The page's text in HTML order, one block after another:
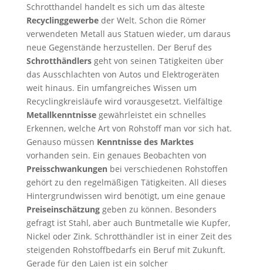
Schrotthandel handelt es sich um das älteste
Recyclinggewerbeder Welt. Schon die Römer
verwendeten Metall aus Statuen wieder, um daraus
neue Gegenstände herzustellen. Der Beruf des
Schrotthändlersgeht von seinen Tätigkeiten über
das Ausschlachten von Autos und Elektrogeräten
weit hinaus. Ein umfangreiches Wissen um
Recyclingkreisläufe wird vorausgesetzt. Vielfältige
Metallkenntnissegewährleistet ein schnelles
Erkennen, welche Art von Rohstoff man vor sich hat.
Genauso müssen Kenntnisse des Marktes
vorhanden sein. Ein genaues Beobachten von
Preisschwankungenbei verschiedenen Rohstoffen
gehört zu den regelmäßigen Tätigkeiten. All dieses
Hintergrundwissen wird benötigt, um eine genaue
Preiseinschätzunggeben zu können. Besonders
gefragt ist Stahl, aber auch Buntmetalle wie Kupfer,
Nickel oder Zink. Schrotthändler ist in einer Zeit des
steigenden Rohstoffbedarfs ein Beruf mit Zukunft.
Gerade für den Laien ist ein solcher